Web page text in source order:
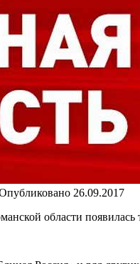
26.09.2017
области